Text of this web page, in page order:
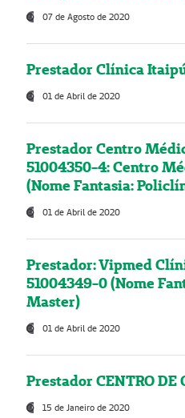
07 de Agosto de 2020
Prestador Clínica
01 de Abril de 2020
Prestador Centro
51004350-4: Centro
(Nome Fantasia:
01 de Abril de 2020
Prestador: Vipmed
51004349-0 (Nome
Master)
01 de Abril de 2020
Prestador CENTRO DE
15 de Janeiro de 2020